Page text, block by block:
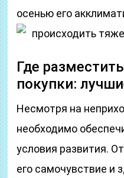
осенью его
происходить
Где
покупки:
Несмотря на
необходимо
условия развития.
его самочувствие и